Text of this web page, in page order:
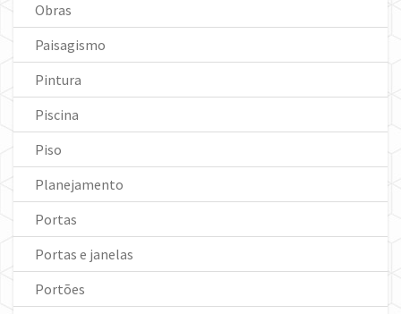
Obras
Paisagismo
Pintura
Piscina
Piso
Planejamento
Portas
Portas e janelas
Portões